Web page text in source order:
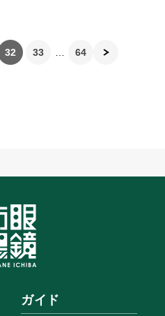
32 33 64
ガイド